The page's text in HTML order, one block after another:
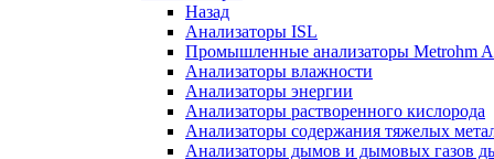
Назад
Анализаторы ISL
Промышленные анализаторы Metrohm
Анализаторы влажности
Анализаторы энергии
Анализаторы растворенного кислорода
Анализаторы содержания тяжелых
Анализаторы дымов и дымовых газов